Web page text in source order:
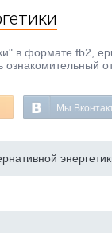
в формате fb2,
Мы